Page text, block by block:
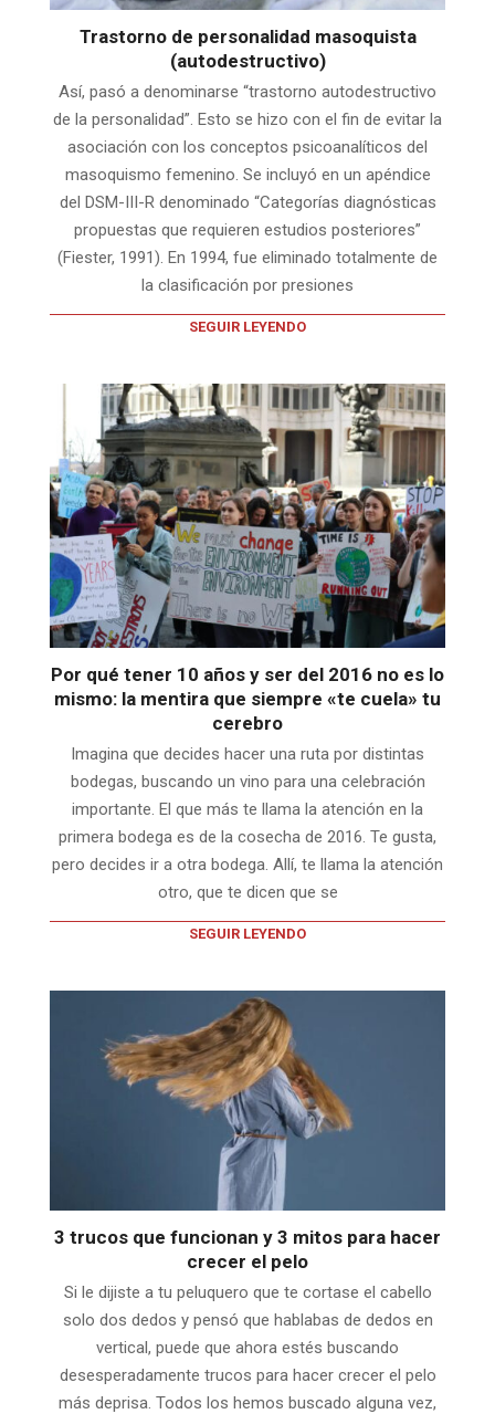
Trastorno de personalidad masoquista
(autodestructivo)
Así, pasó a denominarse “trastorno autodestructivo
de la personalidad”. Esto se hizo con el fin de evitar la
asociación con los conceptos psicoanalíticos del
masoquismo femenino. Se incluyó en un apéndice
del DSM-III-R denominado “Categorías diagnósticas
propuestas que requieren estudios posteriores”
(Fiester, 1991). En 1994, fue eliminado totalmente de
la clasificación por presiones
SEGUIR LEYENDO
Por qué tener 10 años y ser del 2016 no es lo
mismo: la mentira que siempre «te cuela» tu
cerebro
Imagina que decides hacer una ruta por distintas
bodegas, buscando un vino para una celebración
importante. El que más te llama la atención en la
primera bodega es de la cosecha de 2016. Te gusta,
pero decides ir a otra bodega. Allí, te llama la atención
otro, que te dicen que se
SEGUIR LEYENDO
3 trucos que funcionan y 3 mitos para hacer
crecer el pelo
Si le dijiste a tu peluquero que te cortase el cabello
solo dos dedos y pensó que hablabas de dedos en
vertical, puede que ahora estés buscando
desesperadamente trucos para hacer crecer el pelo
más deprisa. Todos los hemos buscado alguna vez,